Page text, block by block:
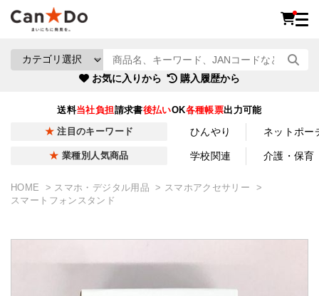
お気に入りから 購入履歴から
送料当社負担請求書後払いOK各種帳票出力可能
注目のキーワード ひんやり ネットポー
業種別人気商品 学校関連 介護・保育
HOME スマホ・デジタル用品
スマホアクセサリー
スマートフォンスタンド